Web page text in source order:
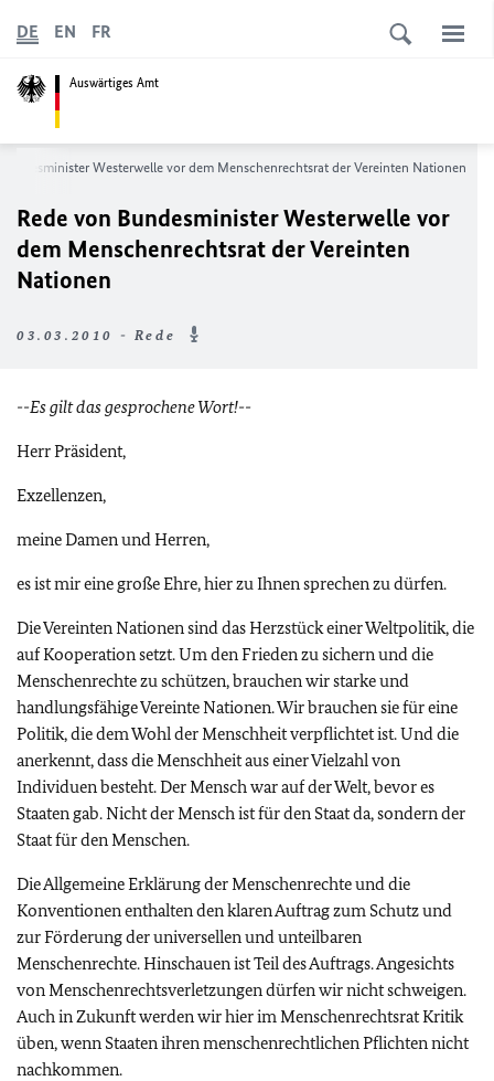
Auswärtiges Amt
DE EN FR
Westerwelle vor dem Menschenrechtsrat der Vereinten Nationen
Rede von Bundesminister Westerwelle vor
dem Menschenrechtsrat der Vereinten
Nationen
03.03.2010 - Rede
--Es gilt das gesprochene Wort!--
Herr Präsident,
Exzellenzen,
meine Damen und Herren,
es ist mir eine große Ehre, hier zu Ihnen sprechen zu dürfen.
Die Vereinten Nationen sind das Herzstück einer Weltpolitik, die
auf Kooperation setzt. Um den Frieden zu sichern und die
Menschenrechte zu schützen, brauchen wir starke und
handlungsfähige Vereinte Nationen. Wir brauchen sie für eine
Politik, die dem Wohl der Menschheit verpflichtet ist. Und die
anerkennt, dass die Menschheit aus einer Vielzahl von
Individuen besteht. Der Mensch war auf der Welt, bevor es
Staaten gab. Nicht der Mensch ist für den Staat da, sondern der
Staat für den Menschen.
Die Allgemeine Erklärung der Menschenrechte und die
Konventionen enthalten den klaren Auftrag zum Schutz und
zur Förderung der universellen und unteilbaren
Menschenrechte. Hinschauen ist Teil des Auftrags. Angesichts
von Menschenrechtsverletzungen dürfen wir nicht schweigen.
Auch in Zukunft werden wir hier im Menschenrechtsrat Kritik
üben, wenn Staaten ihren menschenrechtlichen Pflichten nicht
nachkommen.